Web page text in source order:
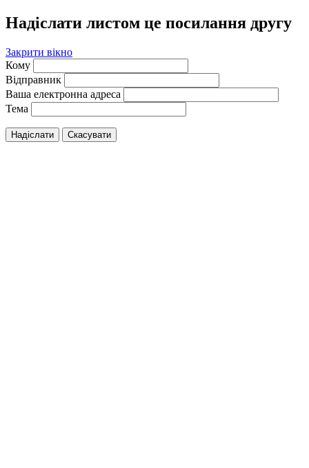
Надіслати листом це посилання другу
Закрити вікно
Кому
Відправник
Ваша електронна адреса
Тема
Надіслати Скасувати